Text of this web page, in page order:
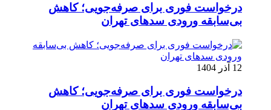
درخواست فوری برای صرفه‌جویی؛ کاهش
بی‌سابقه ورودی سدهای تهران
12 آذر 1404
درخواست فوری برای صرفه‌جویی؛ کاهش
بی‌سابقه ورودی سدهای تهران